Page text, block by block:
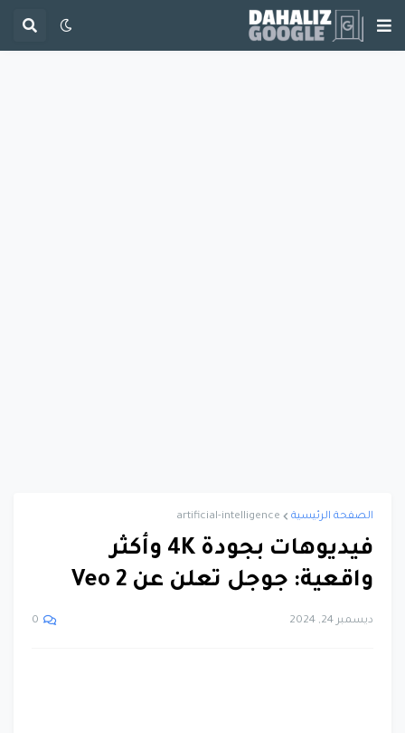
الصفحة الرئيسية artificial-intelligence
فيديوهات بجودة 4K وأكثر
واقعية: جوجل تعلن عن Veo 2
ديسمبر 24, 2024 0